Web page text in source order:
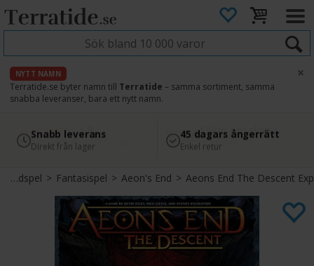
NYTT NAMN
Terratide.se byter namn till Terratide – samma sortiment, samma
snabba leveranser, bara ett nytt namn.
×
4.8
Läs omdömen på Google
Säker betalning
med Svea
Snabb leverans
Direkt från lager
45 dagars ångerrätt
Enkel retur
Brädspel > Fantasispel>Aeon's End>Aeons End The Descent Exp.